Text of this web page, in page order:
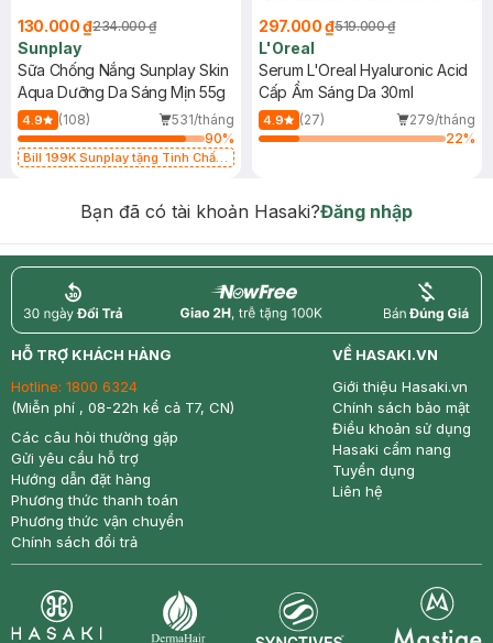
130.000 ₫234.000 ₫
Sunplay
Sữa Chống Nắng Sunplay Skin
Aqua Dưỡng Da Sáng Mịn 55g
4.9 (108)
531/tháng
90%
Bill 199K Sunplay tặng Tinh Chất
297.000 ₫519.000 ₫
L'Oreal
Serum L'Oreal Hyaluronic Acid
Cấp Ẩm Sáng Da 30ml
4.9 (27)
279/tháng
22%
Bạn đã có tài khoản Hasaki?Đăng nhập
return nowfree price
HỖ TRỢ KHÁCH HÀNG
Hotline: 1800 6324
(Miễn phí , 08-22h kể cả T7, CN)
Các câu hỏi thường gặp
Gửi yêu cầu hỗ trợ
Hướng dẫn đặt hàng
Phương thức thanh toán
Phương thức vận chuyển
Chính sách đổi trả
VỀ HASAKI.VN
Giới thiệu Hasaki.vn
Chính sách bảo mật
Điều khoản sử dụng
Hasaki cẩm nang
Tuyển dụng
Liên hệ